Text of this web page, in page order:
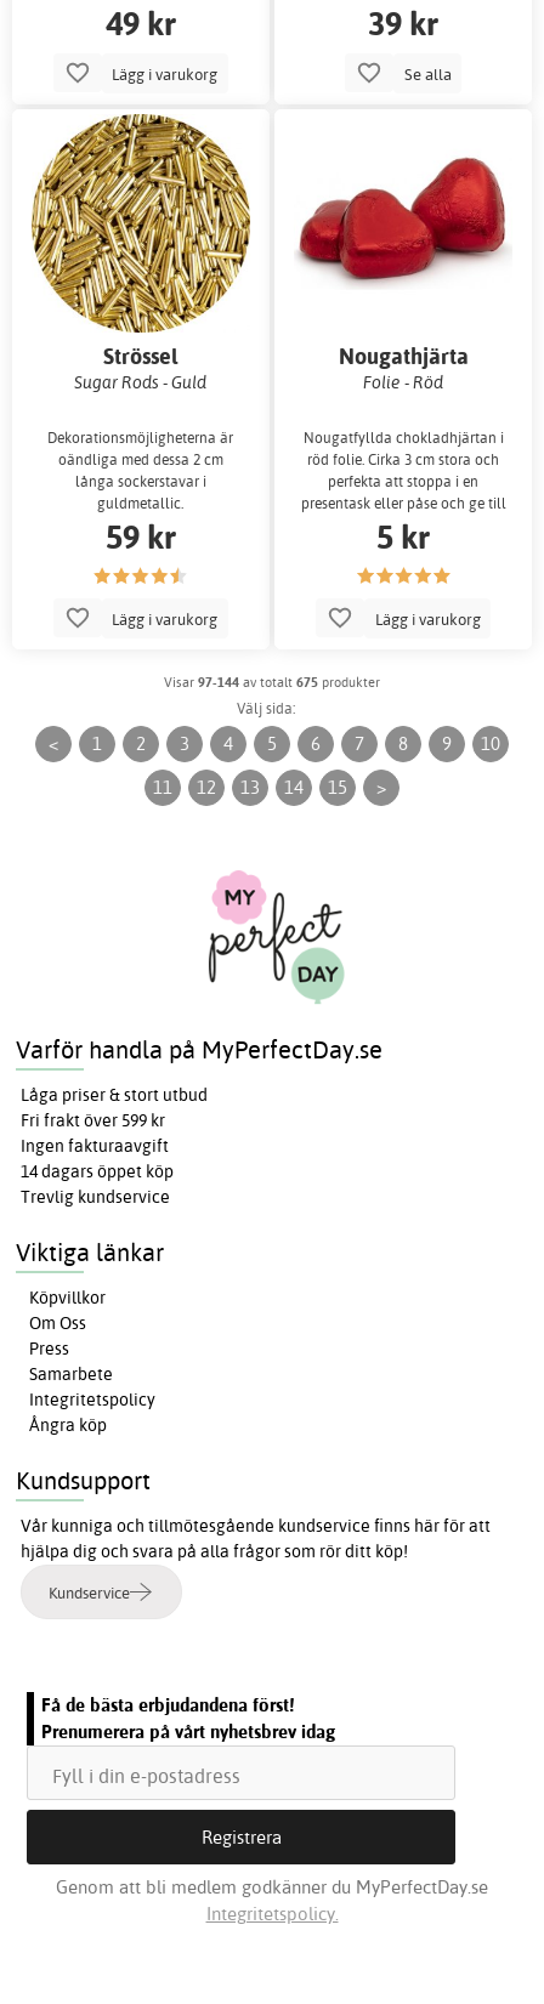
49 kr
Lägg i varukorg
39 kr
Se alla
Strössel
Sugar Rods - Guld
Dekorationsmöjligheterna är
oändliga med dessa 2 cm
långa sockerstavar i
guldmetallic.
59 kr
Lägg i varukorg
Nougathjärta
Folie - Röd
Nougatfyllda chokladhjärtan i
röd folie. Cirka 3 cm stora och
perfekta att stoppa i en
presentask eller påse och ge till
dina g
5 kr
Lägg i varukorg
Visar 97-144 av totalt 675 produkter
Välj sida:
< 1 2 3 4 5 6 7 8 9
10
11
12 13 14 15 >
Varför handla på MyPerfectDay.se
Låga priser & stort utbud
Fri frakt över 599 kr
Ingen fakturaavgift
14 dagars öppet köp
Trevlig kundservice
Viktiga länkar
Köpvillkor
Om Oss
Press
Samarbete
Integritetspolicy
Ångra köp
Kundsupport
Vår kunniga och tillmötesgående kundservice finns här för att
hjälpa dig och svara på alla frågor som rör ditt köp!
Kundservice
Få de bästa erbjudandena först!
Prenumerera på vårt nyhetsbrev idag
Genom att bli medlem godkänner du MyPerfectDay.se
Integritetspolicy.